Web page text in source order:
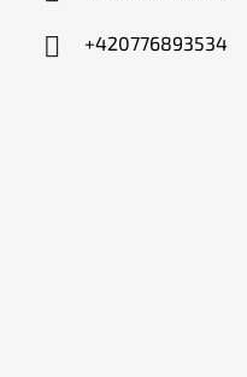
+420776893534